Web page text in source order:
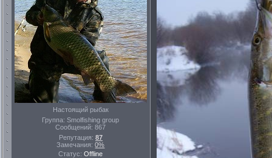
Настоящий рыбак
Группа: Smolfishing group
Сообщений:867
Репутация: 87
Замечания:0%
Статус:Offline